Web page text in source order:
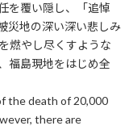
を覆い隠し、「追悼
災地の深い深い悲しみ
燃やし尽くすような
福島現地をはじめ全
the death of 20,000
there are